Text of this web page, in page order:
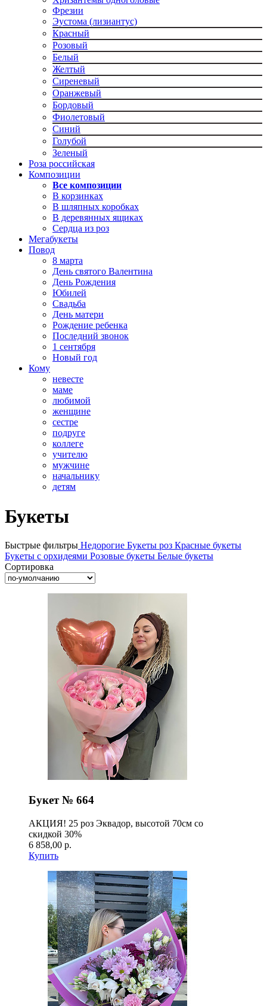
Фрезии
Эустома (лизиантус)
Красный
Розовый
Белый
Желтый
Сиреневый
Оранжевый
Бордовый
Фиолетовый
Синий
Голубой
Зеленый
Роза российская
Композиции
Все композиции
В корзинках
В шляпных коробках
В деревянных ящиках
Сердца из роз
Мегабукеты
Повод
8 марта
День святого Валентина
День Рождения
Юбилей
Свадьба
День матери
Рождение ребенка
Последний звонок
1 сентября
Новый год
Кому
невесте
маме
любимой
женщине
сестре
подруге
коллеге
учителю
мужчине
начальнику
детям
Букеты
Быстрые фильтры Недорогие Букеты роз Красные букеты
Букеты с орхидеями Розовые букеты Белые букеты
Сортировка
Букет № 664
АКЦИЯ! 25 роз Эквадор, высотой 70см со
скидкой 30%
6 858,00 р.
Купить